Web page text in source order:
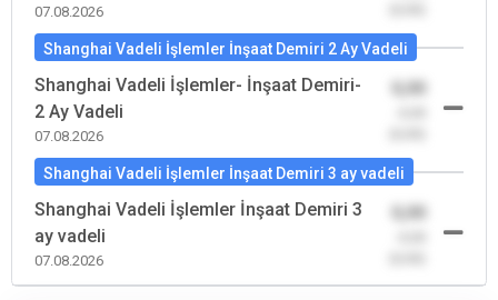
07.08.2026
Shanghai Vadeli İşlemler İnşaat Demiri 2 Ay Vadeli
Shanghai Vadeli İşlemler- İnşaat Demiri-
2 Ay Vadeli
07.08.2026
0,00
Shanghai Vadeli İşlemler İnşaat Demiri 3 ay vadeli
Shanghai Vadeli İşlemler İnşaat Demiri 3
ay vadeli
07.08.2026
0,00